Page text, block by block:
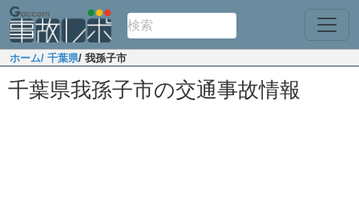
ホーム/ 千葉県/ 我孫子市
千葉県我孫子市の交通事故情報